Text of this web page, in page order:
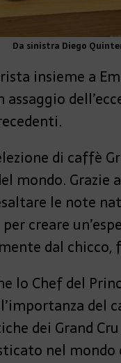
Da sinistra Diego
insieme a
di
mondo.
le note
creare
dal
lo Chef del
del
dei Grand
nel mondo